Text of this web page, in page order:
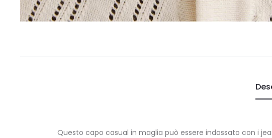
Questo capo casual in maglia può essere indossato con i